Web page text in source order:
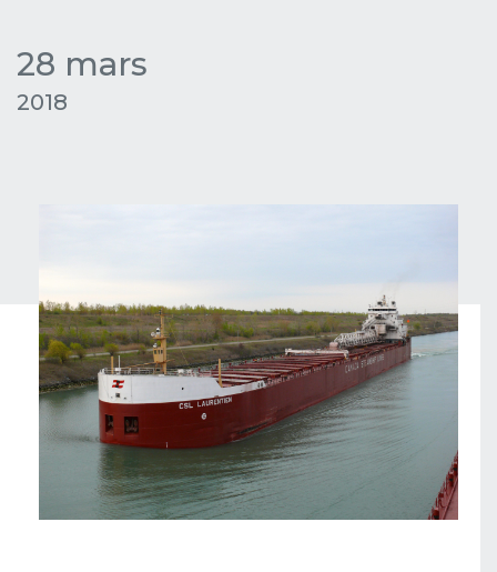
28 mars
2018